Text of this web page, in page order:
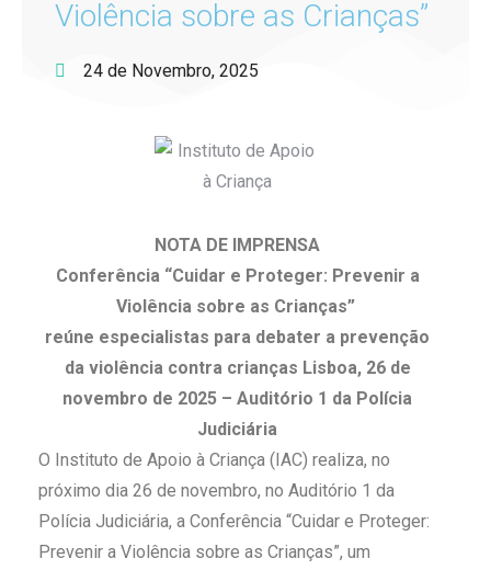
Violência sobre as Crianças”
24 de Novembro, 2025
NOTA DE IMPRENSA
Conferência “Cuidar e Proteger: Prevenir a
Violência sobre as Crianças”
reúne especialistas para debater a prevenção
da violência contra crianças Lisboa, 26 de
novembro de 2025 – Auditório 1 da Polícia
Judiciária
O Instituto de Apoio à Criança (IAC) realiza, no
próximo dia 26 de novembro, no Auditório 1 da
Polícia Judiciária, a Conferência “Cuidar e Proteger:
Prevenir a Violência sobre as Crianças”, um